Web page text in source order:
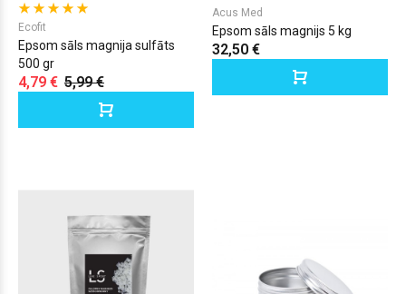
Ecofit
Epsom sāls magnija sulfāts
500 gr
4,79 € 5,99 €
Acus Med
Epsom sāls magnijs 5 kg
32,50 €